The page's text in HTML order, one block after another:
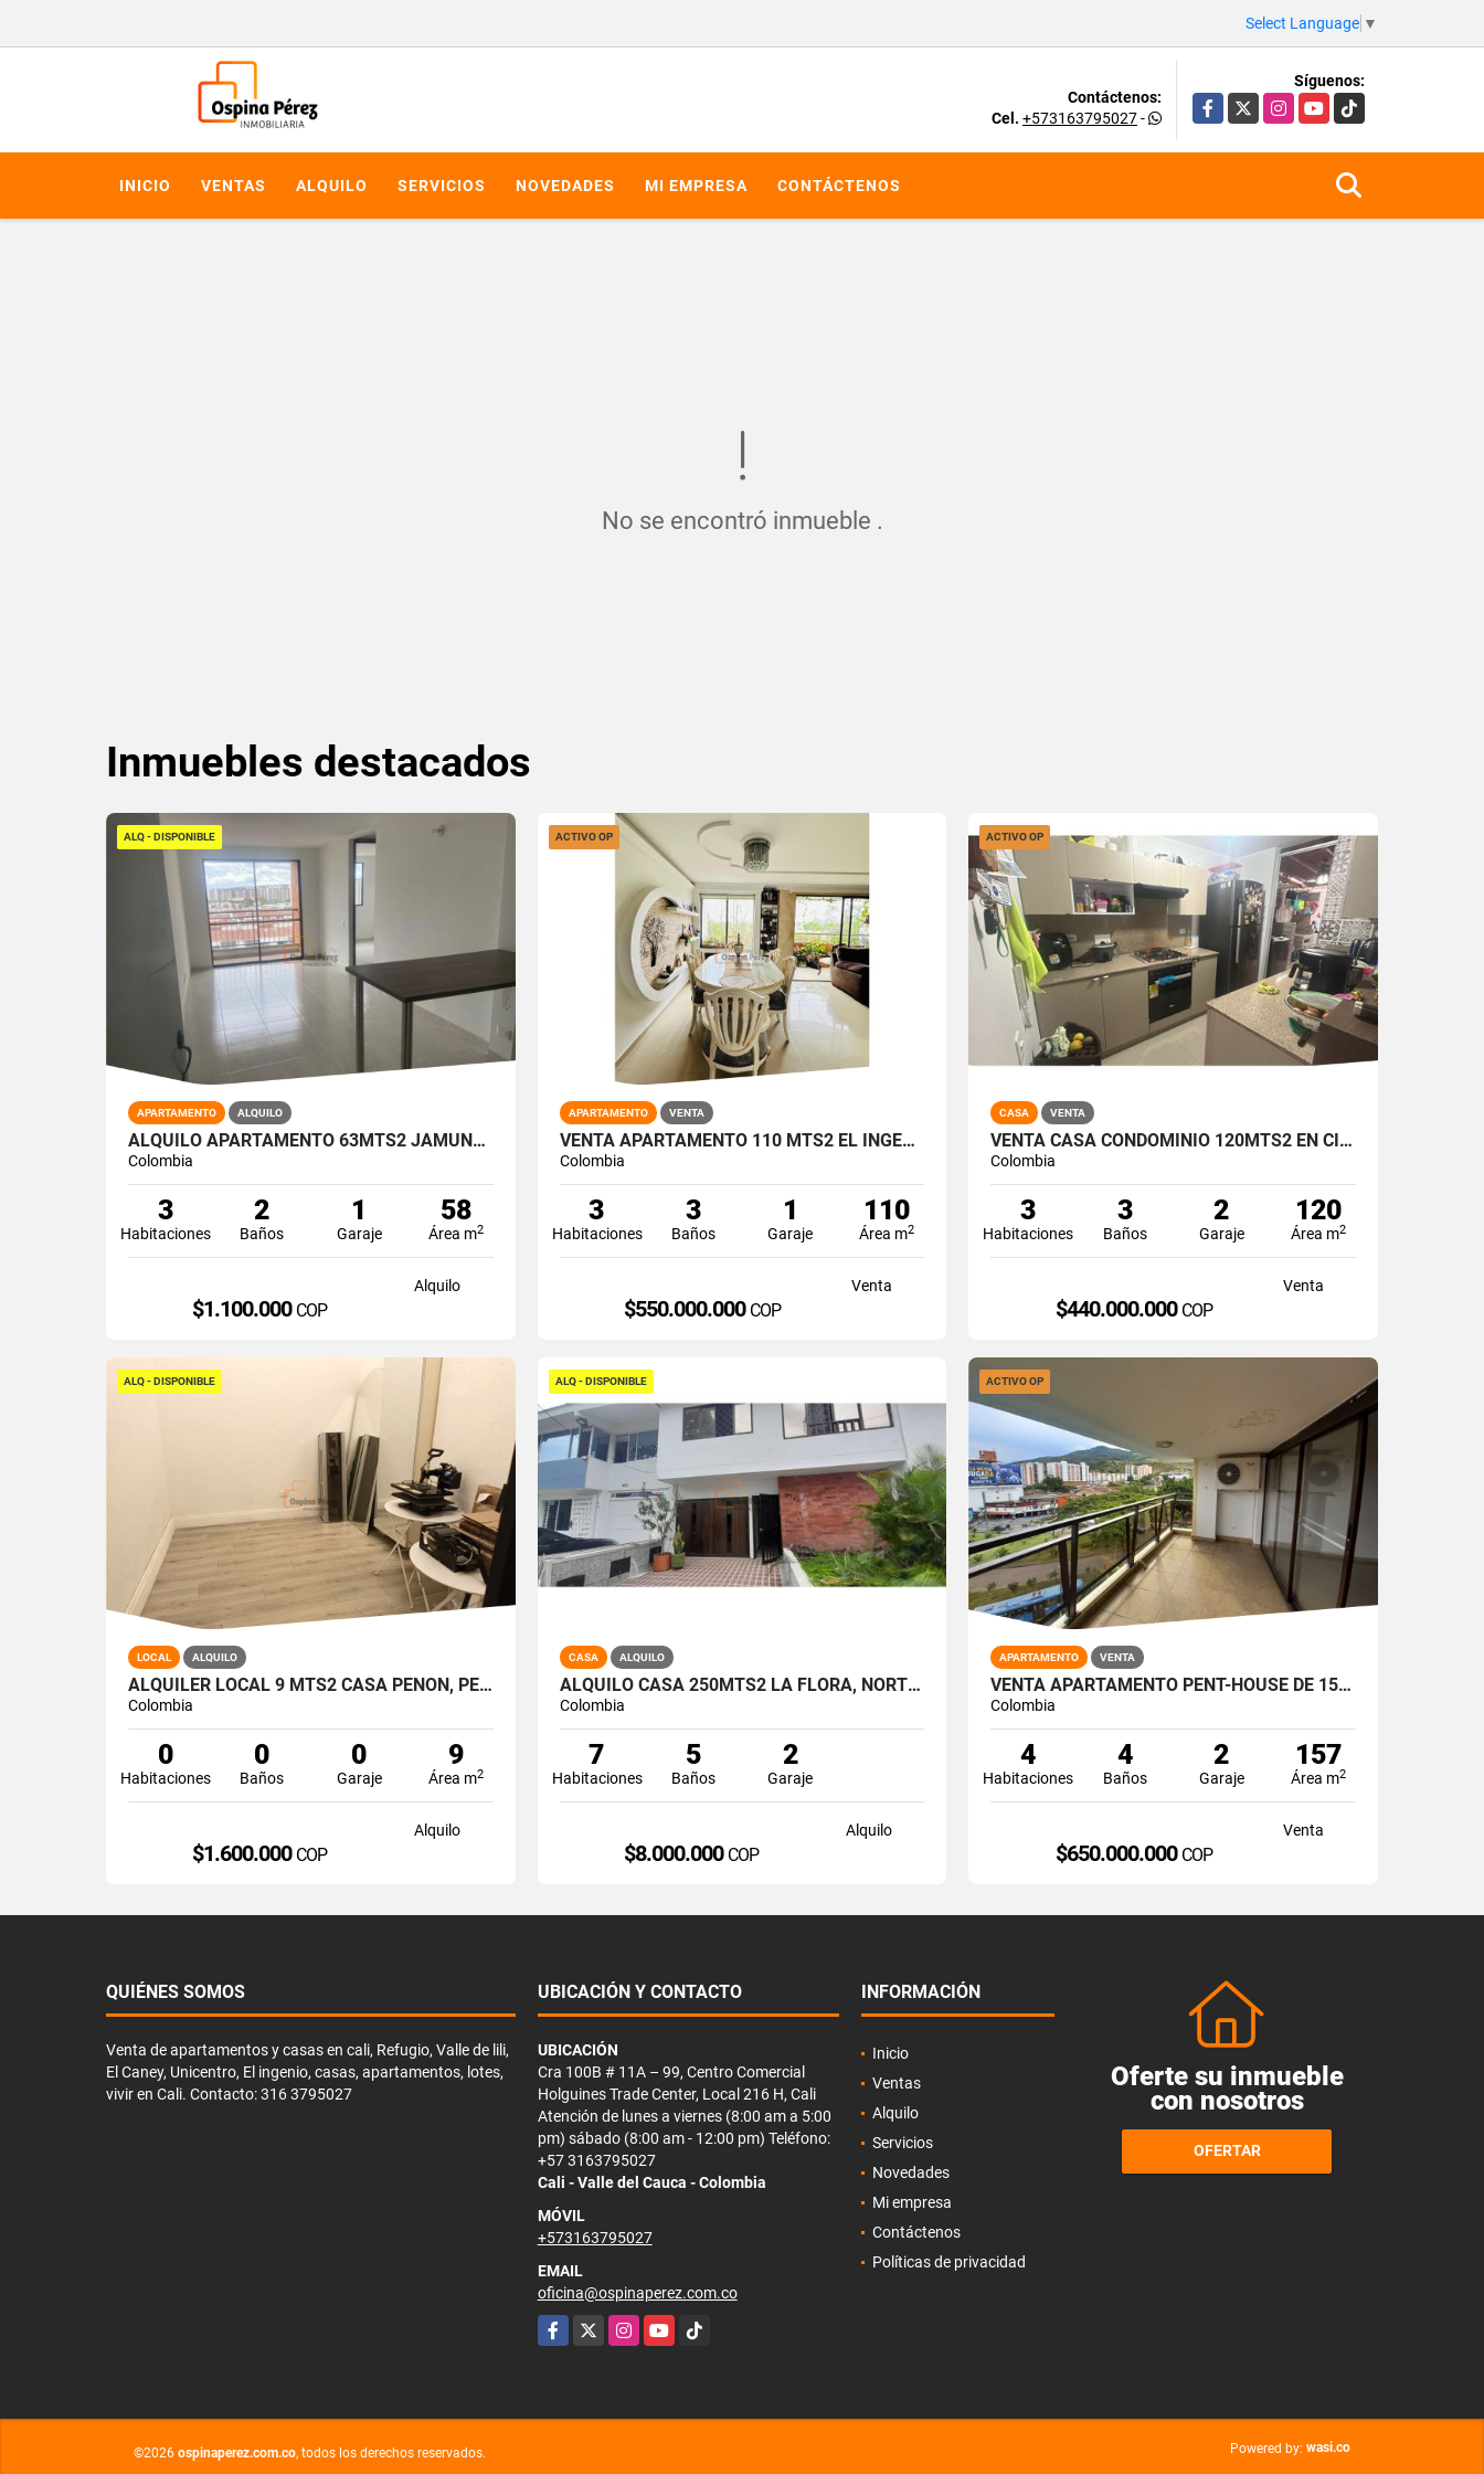
Select Language ▼
Contáctenos:
Cel. +573163795027-
Síguenos:
Facebook
X InstagramYouTubeTikTok
INICIO VENTAS ALQUILO SERVICIOS NOVEDADES MI EMPRESA CONTÁCTENOS
No se encontró inmueble .
Inmuebles destacados
ALQ - DISPONIBLE
APARTAMENTO ALQUILO
ALQUILO APARTAMENTO 63MTS2 JAMUNDÍ, VALLE DEL CAUCA A-155
Colombia
3
Habitaciones
2
Baños
1
Garaje
58
Área m2
Alquilo
$1.100.000 COP
ACTIVO OP
APARTAMENTO VENTA
VENTA APARTAMENTO 110 MTS2 EL INGENIO, SUR DE CALI. 14198-1
Colombia
3
Habitaciones
3
Baños
1
Garaje
110
Área m2
Venta
$550.000.000 COP
ACTIVO OP
CASA VENTA
VENTA CASA CONDOMINIO 120MTS2 EN CIUDAD COUNTRY, JAMUNDÍ 14783-1
Colombia
3
Habitaciones
3
Baños
2
Garaje
120
Área m2
Venta
$440.000.000 COP
ALQ - DISPONIBLE
LOCAL ALQUILO
ALQUILER LOCAL 9 MTS2 CASA PEÑON, PEÑON OESTE DE CALI A-166
Colombia
0
Habitaciones
0
Baños
0
Garaje
9
Área m2
Alquilo
$1.600.000 COP
ALQ - DISPONIBLE
CASA ALQUILO
ALQUILO CASA 250MTS2 LA FLORA, NORTE DE CALI, A-174
Colombia
7
Habitaciones
5
Baños
2
Garaje
Alquilo
$8.000.000 COP
ACTIVO OP
APARTAMENTO VENTA
VENTA APARTAMENTO PENT-HOUSE DE 157MTS2 LA FLORA, NORTE DE CALI 11464.
Colombia
4
Habitaciones
4
Baños
2
Garaje
157
Área m2
Venta
$650.000.000 COP
QUIÉNES SOMOS
Venta de apartamentos y casas en cali, Refugio, Valle de lili,
El Caney, Unicentro, El ingenio, casas, apartamentos, lotes,
vivir en Cali. Contacto: 316 3795027
UBICACIÓN Y CONTACTO
UBICACIÓN
Cra 100B # 11A – 99, Centro Comercial
Holguines Trade Center, Local 216 H, Cali
Atención de lunes a viernes (8:00 am a 5:00
pm) sábado (8:00 am - 12:00 pm) Teléfono:
+57 3163795027
Cali - Valle del Cauca - Colombia
MÓVIL
+573163795027
EMAIL
oficina@ospinaperez.com.co
Facebook
X InstagramYouTubeTikTok
INFORMACIÓN
Inicio
Ventas
Alquilo
Servicios
Novedades
Mi empresa
Contáctenos
Políticas de privacidad
Oferte su inmueble
con nosotros
OFERTAR
©2026 ospinaperez.com.co, todos los derechos reservados. Powered by: wasi.co